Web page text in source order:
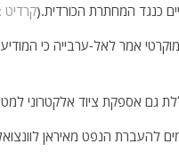
כנגד המחתרת הכורדית.(קרדיט : 301 העולם הערבי)
אמר לאל-ערבייה כי
להעברת הנפט מאיראן